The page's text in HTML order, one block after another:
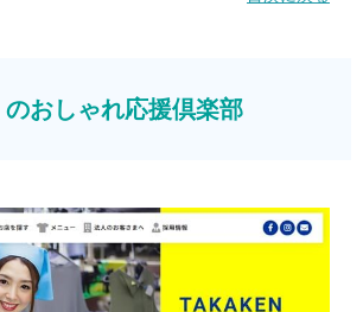
おしゃれ応援倶楽部